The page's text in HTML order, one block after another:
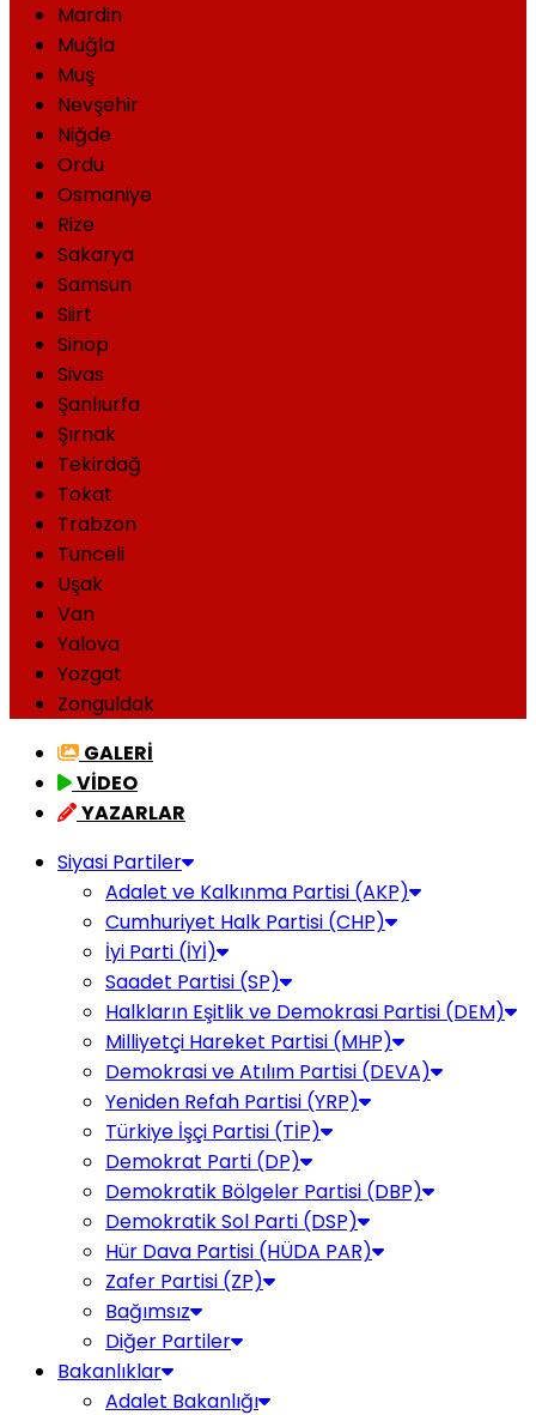
Mardin
Muğla
Muş
Nevşehir
Niğde
Ordu
Osmaniye
Rize
Sakarya
Samsun
Siirt
Sinop
Sivas
Şanlıurfa
Şırnak
Tekirdağ
Tokat
Trabzon
Tunceli
Uşak
Van
Yalova
Yozgat
Zonguldak
GALERİ
VİDEO
YAZARLAR
Siyasi Partiler
Adalet ve Kalkınma Partisi (AKP)
Cumhuriyet Halk Partisi (CHP)
İyi Parti (İYİ)
Saadet Partisi (SP)
Halkların Eşitlik ve Demokrasi Partisi (DEM)
Milliyetçi Hareket Partisi (MHP)
Demokrasi ve Atılım Partisi (DEVA)
Yeniden Refah Partisi (YRP)
Türkiye İşçi Partisi (TİP)
Demokrat Parti (DP)
Demokratik Bölgeler Partisi (DBP)
Demokratik Sol Parti (DSP)
Hür Dava Partisi (HÜDA PAR)
Zafer Partisi (ZP)
Bağımsız
Diğer Partiler
Bakanlıklar
Adalet Bakanlığı